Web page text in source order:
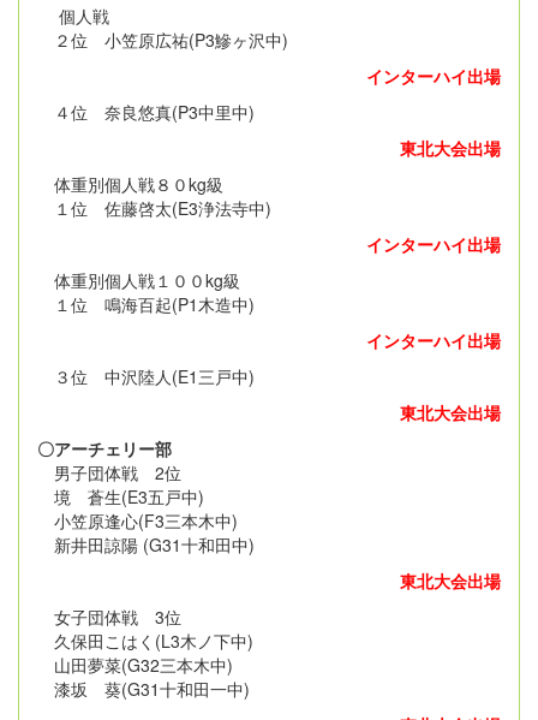
個人戦
２位 小笠原広祐(P3鰺ヶ沢中)
インターハイ出場
４位 奈良悠真(P3中里中)
東北大会出場
体重別個人戦８０kg級
１位 佐藤啓太(E3浄法寺中)
インターハイ出場
体重別個人戦１００kg級
１位 鳴海百起(P1木造中)
インターハイ出場
３位 中沢陸人(E1三戸中)
東北大会出場
〇アーチェリー部
男子団体戦 2位
境 蒼生(E3五戸中)
小笠原逢心(F3三本木中)
新井田諒陽 (G31十和田中)
東北大会出場
女子団体戦 3位
久保田こはく(L3木ノ下中)
山田夢菜(G32三本木中)
漆坂 葵(G31十和田一中)